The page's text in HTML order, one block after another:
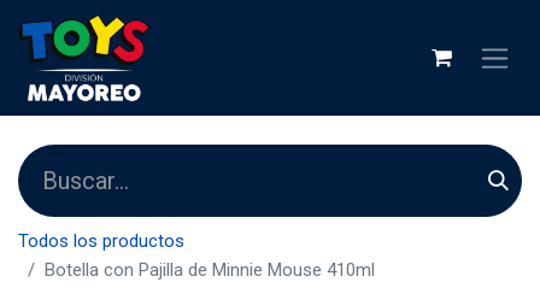
Todos los productos
Botella con Pajilla de Minnie Mouse 410ml